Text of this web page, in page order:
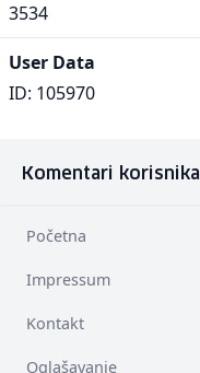
3534
User Data
ID: 105970
Komentari korisnika
Početna
Impressum
Kontakt
Oglašavanje